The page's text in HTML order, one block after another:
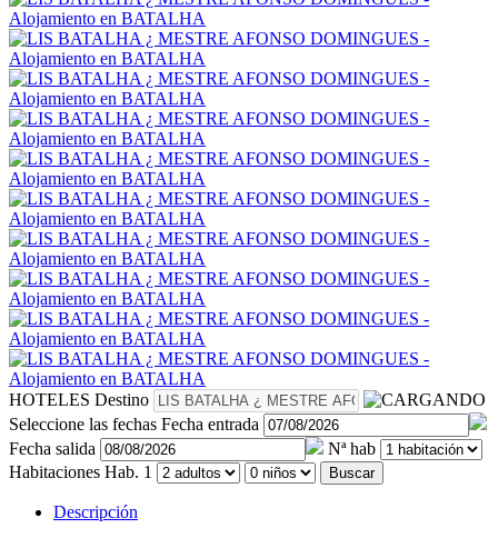
HOTELES Destino
Seleccione las fechas Fecha entrada
Fecha salida
Nª hab
Habitaciones Hab. 1 Buscar
Descripción